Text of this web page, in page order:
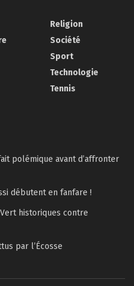
Religion
Société
Sport
Technologie
Tennis
polémique avant d’affronter
débutent en fanfare !
historiques contre
par l’Écosse